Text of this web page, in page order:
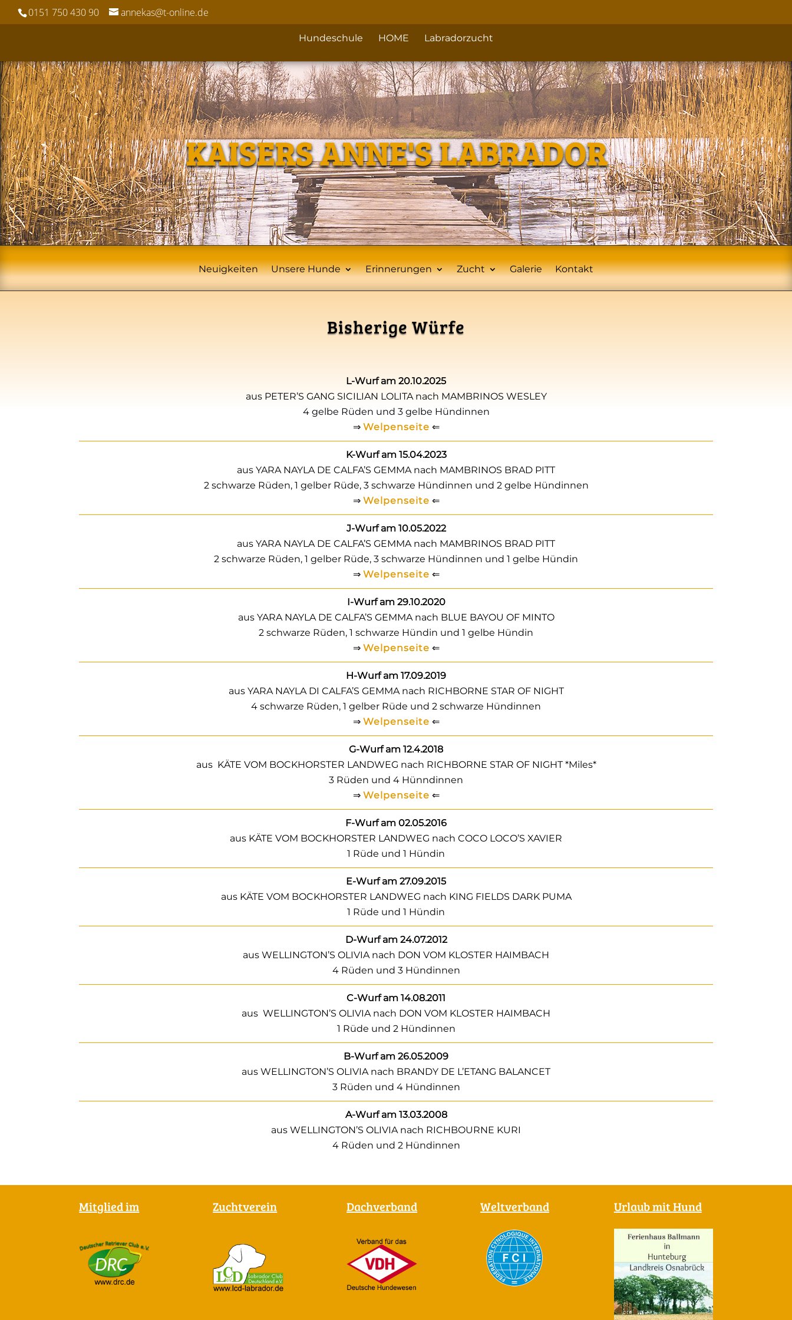
0151 750 430 90 annekas@t-online.de
Hundeschule HOME Labradorzucht
KAISERS ANNE'S LABRADOR
Neuigkeiten Unsere Hunde Erinnerungen Zucht Galerie Kontakt
Bisherige Würfe
L-Wurf am 20.10.2025
aus PETER’S GANG SICILIAN LOLITA nach MAMBRINOS WESLEY
4 gelbe Rüden und 3 gelbe Hündinnen
⇒ Welpenseite ⇐
K-Wurf am 15.04.2023
aus YARA NAYLA DE CALFA’S GEMMA nach MAMBRINOS BRAD PITT
2 schwarze Rüden, 1 gelber Rüde, 3 schwarze Hündinnen und 2 gelbe Hündinnen
⇒ Welpenseite ⇐
J-Wurf am 10.05.2022
aus YARA NAYLA DE CALFA’S GEMMA nach MAMBRINOS BRAD PITT
2 schwarze Rüden, 1 gelber Rüde, 3 schwarze Hündinnen und 1 gelbe Hündin
⇒ Welpenseite ⇐
I-Wurf am 29.10.2020
aus YARA NAYLA DE CALFA’S GEMMA nach BLUE BAYOU OF MINTO
2 schwarze Rüden, 1 schwarze Hündin und 1 gelbe Hündin
⇒ Welpenseite ⇐
H-Wurf am 17.09.2019
aus YARA NAYLA DI CALFA’S GEMMA nach RICHBORNE STAR OF NIGHT
4 schwarze Rüden, 1 gelber Rüde und 2 schwarze Hündinnen
⇒ Welpenseite ⇐
G-Wurf am 12.4.2018
aus KÄTE VOM BOCKHORSTER LANDWEG nach RICHBORNE STAR OF NIGHT *Miles*
3 Rüden und 4 Hünndinnen
⇒ Welpenseite ⇐
F-Wurf am 02.05.2016
aus KÄTE VOM BOCKHORSTER LANDWEG nach COCO LOCO’S XAVIER
1 Rüde und 1 Hündin
E-Wurf am 27.09.2015
aus KÄTE VOM BOCKHORSTER LANDWEG nach KING FIELDS DARK PUMA
1 Rüde und 1 Hündin
D-Wurf am 24.07.2012
aus WELLINGTON’S OLIVIA nach DON VOM KLOSTER HAIMBACH
4 Rüden und 3 Hündinnen
C-Wurf am 14.08.2011
aus WELLINGTON’S OLIVIA nach DON VOM KLOSTER HAIMBACH
1 Rüde und 2 Hündinnen
B-Wurf am 26.05.2009
aus WELLINGTON’S OLIVIA nach BRANDY DE L’ETANG BALANCET
3 Rüden und 4 Hündinnen
A-Wurf am 13.03.2008
aus WELLINGTON’S OLIVIA nach RICHBOURNE KURI
4 Rüden und 2 Hündinnen
Mitglied im Zuchtverein Dachverband Weltverband Urlaub mit Hund